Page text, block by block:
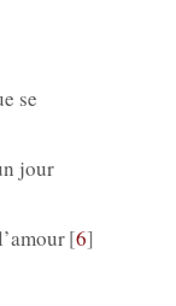
se
jour
6